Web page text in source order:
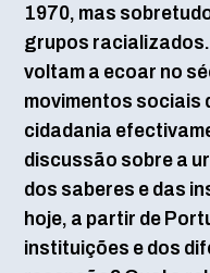
1970, mas
grupos
voltam a ecoar no
movimentos sociais
cidadania
discussão sobre a
dos saberes e das
hoje, a partir de
instituições e dos